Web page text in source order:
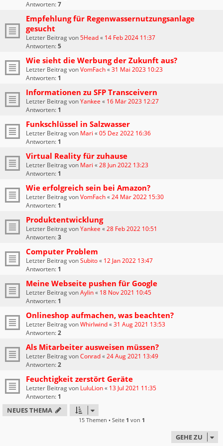
Antworten:7
Empfehlung für Regenwassernutzungsanlage
gesucht
Letzter Beitrag von5Head« 14 Feb 2024 11:37
Antworten:5
Wie sieht die Werbung der Zukunft aus?
Letzter Beitrag vonVomFach«31 Mai 2023 10:23
Antworten: 1
Informationen zu SFP Transceivern
Letzter Beitrag vonYankee « 16 Mär 2023 12:27
Antworten: 1
Funkschlüssel in Salzwasser
Letzter Beitrag von Mari «05 Dez 2022 16:36
Antworten: 1
Virtual Reality für zuhause
Letzter Beitrag von Mari «28 Jun 2022 13:23
Antworten: 1
Wie erfolgreich sein bei Amazon?
Letzter Beitrag vonVomFach«24 Mär 2022 15:30
Antworten: 1
Produktentwicklung
Letzter Beitrag vonYankee «28 Feb 2022 10:51
Antworten:3
Computer Problem
Letzter Beitrag vonSubito« 12 Jan 2022 13:47
Antworten: 1
Meine Webseite pushen für Google
Letzter Beitrag vonAylin« 18 Nov 2021 10:45
Antworten: 1
Onlineshop aufmachen, was beachten?
Letzter Beitrag vonWhirlwind«31 Aug 2021 13:53
Antworten:2
Als Mitarbeiter ausweisen müssen?
Letzter Beitrag vonConrad«24 Aug 2021 13:49
Antworten:2
Feuchtigkeit zerstört Geräte
Letzter Beitrag von LuluLion« 13 Jul 2021 11:35
Antworten: 1
NEUES THEMA
15 Themen • Seite 1 von 1
GEHE ZU